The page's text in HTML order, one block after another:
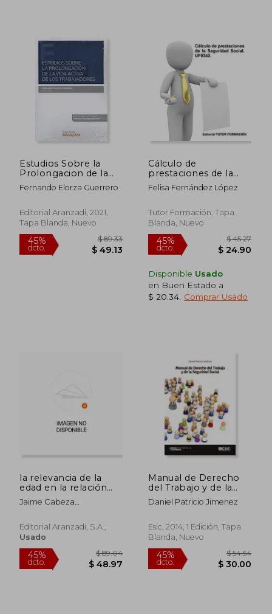
45%
dcto.
$ 122.08 45%
dcto.
dcto. $ 20.28
45%
dcto. $
Estudios Sobre la
Prolongacion de la
Vida Activa de los
Trabajado
Fernando Elorza Guerrero
Editorial Aranzadi, 2021,
Tapa Blanda, Nuevo
Cálculo de
prestaciones de la
Seguridad Social.
UF0342.
Felisa Fernández López
Tutor Formación, Tapa
Blanda, Nuevo
Disponible Usado
en Buen Estado a
$ 20.34 Comprar Usado
la relevancia de la
edad en la relación
laboral y de seguridad
social
Jaime Cabeza
Ballester Pastor,marta
Fernández Prieto
Editorial Aranzadi, S.a.,
Usado
Manual de Derecho
del Trabajo y de la
Seguridad Social
Daniel Patricio Jimenez
Esic, 2014, 1 Edición, Tapa
Blanda, Nuevo